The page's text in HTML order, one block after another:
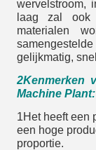
wervelstroom,
laag zal ook
materialen
gelijkmatig,
2Kenmerken
Machine Plant:
1Het heeft een
een hoge
proportie.